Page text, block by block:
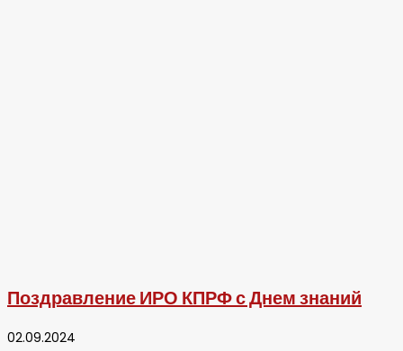
Поздравление ИРО КПРФ с Днем знаний
02.09.2024